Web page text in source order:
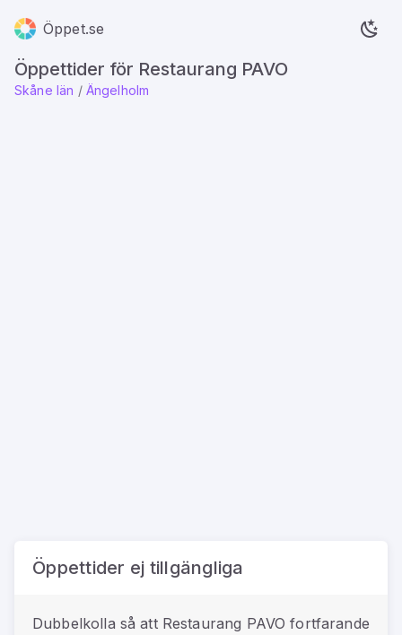
Öppet.se
Öppettider för Restaurang PAVO
Skåne län / Ängelholm
Öppettider ej tillgängliga
Dubbelkolla så att Restaurang PAVO fortfarande